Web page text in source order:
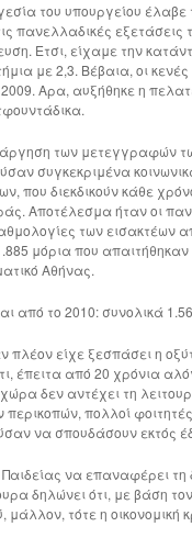
του υπουργείου έλαβε
εξετάσεις
Ετσι, είχαμε την
με 2,3. Βέβαια, οι
Αρα, αυξήθηκε η
των μετεγγραφών
συγκεκριμένα
που διεκδικούν κάθε
Αποτέλεσμα ήταν οι
των εισακτέων
μόρια που
Αθήνας.
από το 2010: συνολικά
είχε ξεσπάσει η
έπειτα από 20 χρόνια
δεν αντέχει τη
πολλοί
να σπουδάσουν εκτός
να επαναφέρει
δηλώνει ότι, με βάση
τότε η οικονομική